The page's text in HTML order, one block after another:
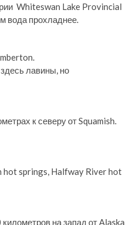
Whiteswan Lake Provincial
вода прохладнее.
лавины, но
к северу от Squamish.
hot springs, Halfway River hot
на запад от Alaska